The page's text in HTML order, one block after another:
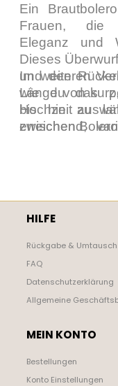
Ein Brautbolero
Frauen, die
Eleganz und
Dieses
und den
Länge von
bis hin zu
erreichend,
erhältlich,
Im weiteren
wie du das
Hochzeit
zwischen
HILFE
Rückgabe & Umtausch
FAQ
Datenschutzerklärung
Allgemeine
MEIN KONTO
Bestellungen
Konto Einstellungen